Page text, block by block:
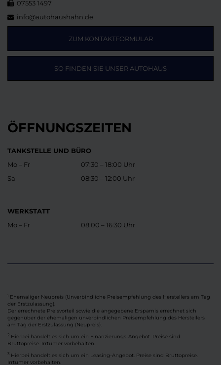
07553 1497
info@autohaushahn.de
ZUM KONTAKTFORMULAR
SO FINDEN SIE UNSER AUTOHAUS
ÖFFNUNGSZEITEN
TANKSTELLE UND BÜRO
Mo – Fr
Sa
07:30 – 18:00 Uhr
08:30 – 12:00 Uhr
WERKSTATT
Mo – Fr
08:00 – 16:30 Uhr
Ehemaliger Neupreis (Unverbindliche Preisempfehlung des Herstellers am Tag
der Erstzulassung).
Der errechnete Preisvorteil sowie die angegebene Ersparnis errechnet sich
gegenüber der ehemaligen unverbindlichen Preisempfehlung des Herstellers
am Tag der Erstzulassung (Neupreis).
2 Hierbei handelt es sich um ein Finanzierungs-Angebot. Preise sind
Bruttopreise. Irrtümer vorbehalten.
3 Hierbei handelt es sich um ein Leasing-Angebot. Preise sind Bruttopreise.
Irrtümer vorbehalten.